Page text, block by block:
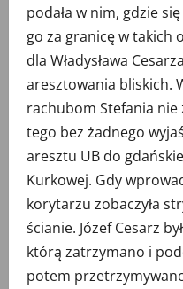
podała w nim, gdzie
go za granicę w takich
dla Władysława
aresztowania bliskich.
rachubom Stefania nie
tego bez żadnego
aresztu UB do
Kurkowej. Gdy
korytarzu zobaczyła
ścianie. Józef Cesarz
którą zatrzymano i
potem